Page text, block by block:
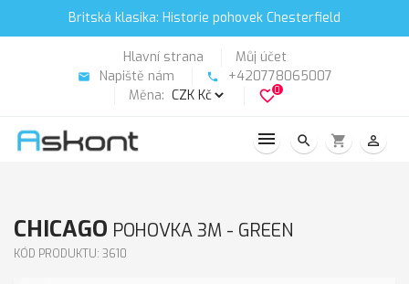
Britská klasika: Historie pohovek Chesterfield
Hlavní strana Můj účet
email Napiště nám phone
+420778065007
Měna:
favorite_border0
search shopping_cart person_outline
CHICAGO POHOVKA 3M - GREEN
KÓD PRODUKTU: 3610